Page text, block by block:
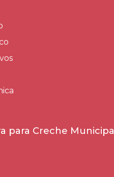
para Creche Municipal